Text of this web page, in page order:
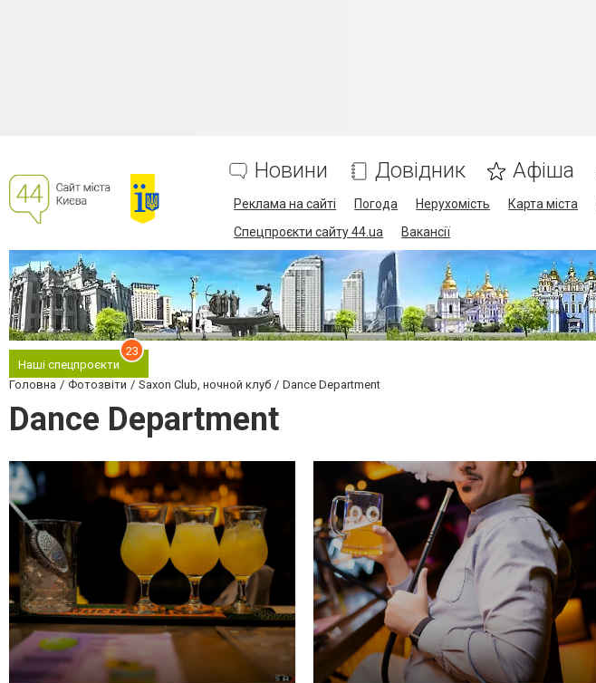
Новини Довідник Афіша
Реклама на сайті Погода Нерухомість Карта міста
Спецпроєкти сайту 44.ua
Вакансії
Наші спецпроєкти
23
Головна Фотозвіти Saxon Club, ночной клуб Dance Department
Dance Department